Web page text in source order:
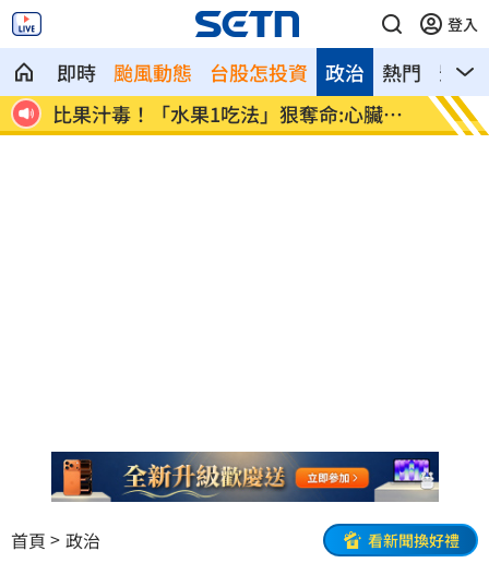
登入
即時 颱風動態 台股怎投資 熱門 影音
政治
殺 比果汁毒！「水果1吃法」狠奪命:心臟驟
停
女律
堆
首頁 政治 看新聞換好禮